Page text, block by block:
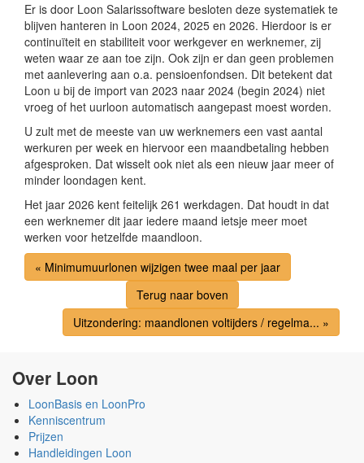
Er is door Loon Salarissoftware besloten deze systematiek te
blijven hanteren in Loon 2024, 2025 en 2026. Hierdoor is er
continuïteit en stabiliteit voor werkgever en werknemer, zij
weten waar ze aan toe zijn. Ook zijn er dan geen problemen
met aanlevering aan o.a. pensioenfondsen. Dit betekent dat
Loon u bij de import van 2023 naar 2024 (begin 2024) niet
vroeg of het uurloon automatisch aangepast moest worden.
U zult met de meeste van uw werknemers een vast aantal
werkuren per week en hiervoor een maandbetaling hebben
afgesproken. Dat wisselt ook niet als een nieuw jaar meer of
minder loondagen kent.
Het jaar 2026 kent feitelijk 261 werkdagen. Dat houdt in dat
een werknemer dit jaar iedere maand ietsje meer moet
werken voor hetzelfde maandloon.
« Minimumuurlonen wijzigen twee maal per jaar
Terug naar boven
Uitzondering: maandlonen voltijders / regelma... »
Over Loon
LoonBasis en LoonPro
Kenniscentrum
Prijzen
Handleidingen Loon